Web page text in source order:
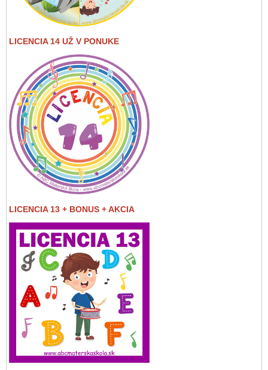
LICENCIA 14 UŽ V PONUKE
LICENCIA 13 + BONUS + AKCIA